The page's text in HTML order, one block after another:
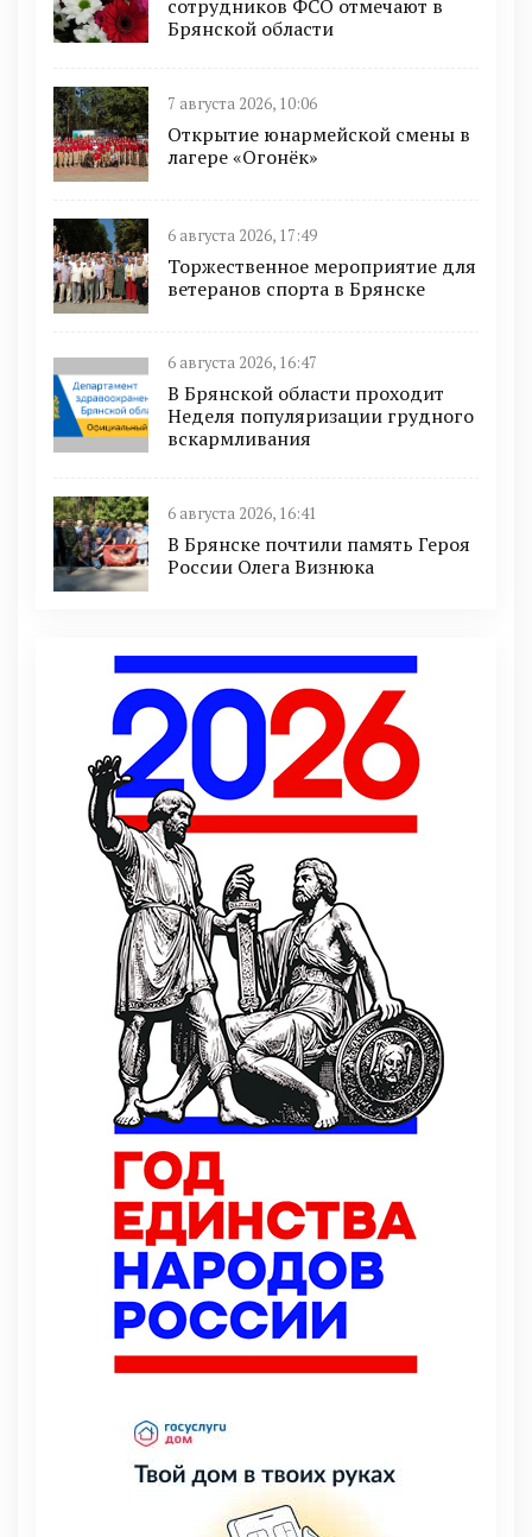
сотрудников ФСО отмечают в
Брянской области
7 августа 2026, 10:06
Открытие юнармейской смены в
лагере «Огонёк»
6 августа 2026, 17:49
Торжественное мероприятие для
ветеранов спорта в Брянске
6 августа 2026, 16:47
В Брянской области проходит
Неделя популяризации грудного
вскармливания
6 августа 2026, 16:41
В Брянске почтили память Героя
России Олега Визнюка